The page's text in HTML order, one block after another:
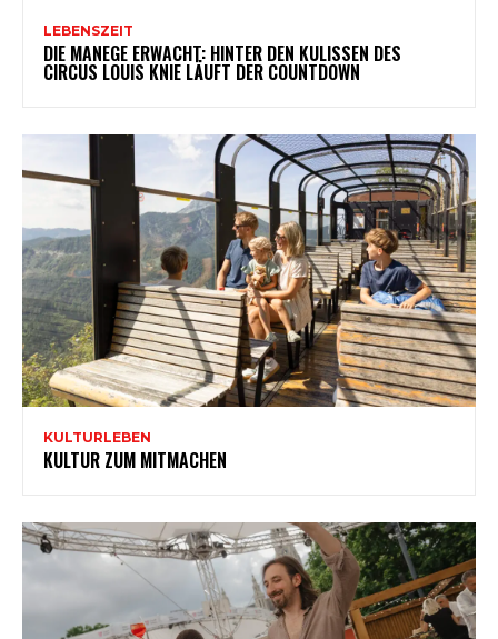
LEBENSZEIT
DIE MANEGE ERWACHT: HINTER DEN KULISSEN DES
CIRCUS LOUIS KNIE LÄUFT DER COUNTDOWN
KULTURLEBEN
KULTUR ZUM MITMACHEN